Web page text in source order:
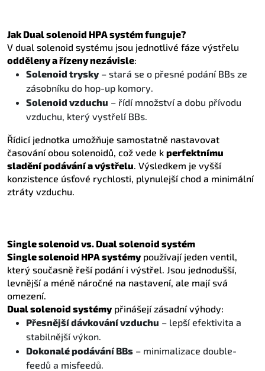
Jak Dual solenoid HPA systém funguje?
V dual solenoid systému jsou jednotlivé fáze výstřelu
odděleny a řízeny nezávisle:
Solenoid trysky– stará se o přesné podání BBs ze
zásobníku do hop-up komory.
Solenoid vzduchu – řídí množství a dobu přívodu
vzduchu, který vystřelí BBs.
Řídicí jednotka umožňuje samostatně nastavovat
časování obou solenoidů, což vede k perfektnímu
sladění podávání a výstřelu. Výsledkem je vyšší
konzistence úsťové rychlosti, plynulejší chod a minimální
ztráty vzduchu.
Single solenoid vs. Dual solenoid systém
Single solenoid HPA systémypoužívají jeden ventil,
který současně řeší podání i výstřel. Jsou jednodušší,
levnější a méně náročné na nastavení, ale mají svá
omezení.
Dual solenoid systémypřinášejí zásadní výhody:
Přesnější dávkování vzduchu – lepší efektivita a
stabilnější výkon.
Dokonalé podávání BBs – minimalizace double-
feedů a misfeedů.